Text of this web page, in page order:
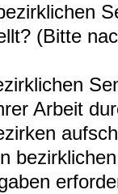
(Bitte
Arbeit